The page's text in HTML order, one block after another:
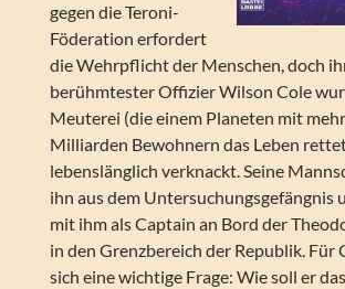
gegen die Teroni-
Föderation erfordert
die Wehrpflicht der Menschen, doch
berühmtester Offizier Wilson Cole
Meuterei (die einem Planeten mit
Milliarden Bewohnern das Leben
lebenslänglich verknackt. Seine
ihn aus dem Untersuchungsgefängnis
mit ihm als Captain an Bord der
in den Grenzbereich der Republik. Für
sich eine wichtige Frage: Wie soll er das